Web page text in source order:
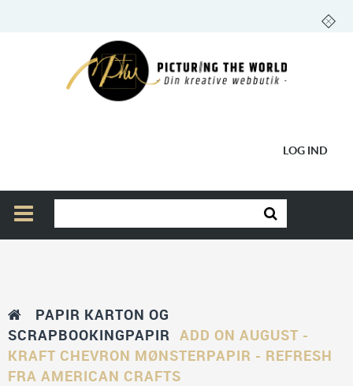
LOG IND
PAPIR KARTON OG
SCRAPBOOKINGPAPIR ADD ON AUGUST -
KRAFT CHEVRON MØNSTERPAPIR - REFRESH
FRA AMERICAN CRAFTS